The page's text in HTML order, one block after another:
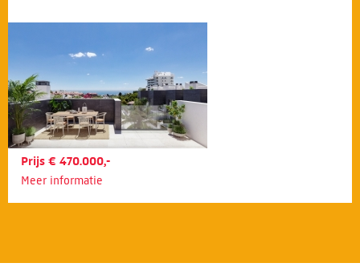
Prijs € 470.000,-
Meer informatie